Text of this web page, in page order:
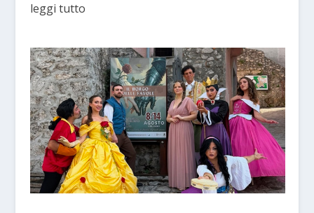
leggi tutto